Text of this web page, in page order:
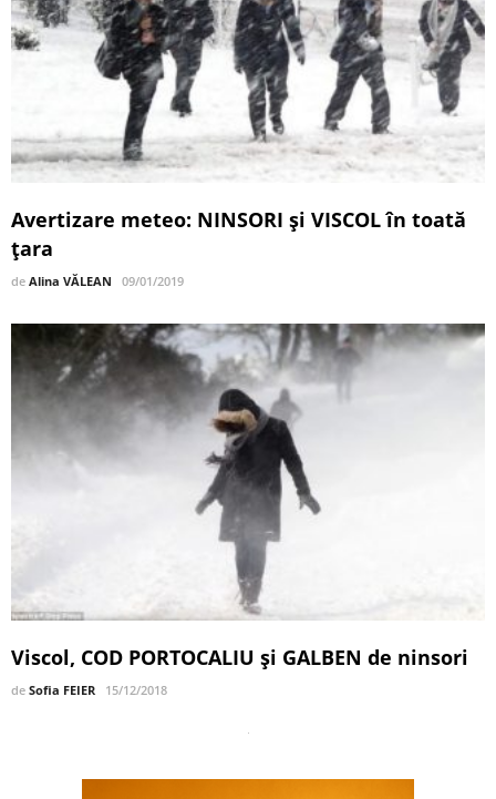
Avertizare meteo: NINSORI și VISCOL în toată
țara
de Alina VĂLEAN 09/01/2019
Viscol, COD PORTOCALIU şi GALBEN de ninsori
de Sofia FEIER 15/12/2018